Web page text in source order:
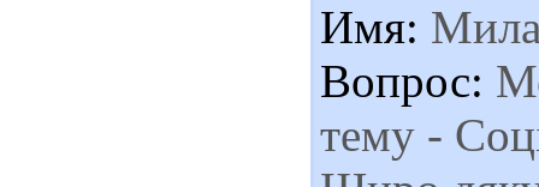
Имя:
Вопрос:
тему -